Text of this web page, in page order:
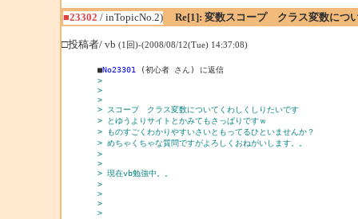
■23302 / inTopicNo.2) Re[1]: 変数スコープ クラス変数につ
□投稿者/ vb (1回)-(2008/08/12(Tue) 14:37:08)
■No23301
(初心者 さん) に返信
>
>
>
> スコープ　クラス変数についてくわしくしりたいです
> とゆうよりサイトとかみてもさっぱりですｗ
> ものすごくわかりやすいさいともってるひといませんか？
> めちゃくちゃな質問ですがよろしくおねがいします。。
>
>
> 現在vb勉強中。。
>
>
>
>